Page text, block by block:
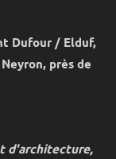
Dufour / Elduf,
près de
d'architecture,